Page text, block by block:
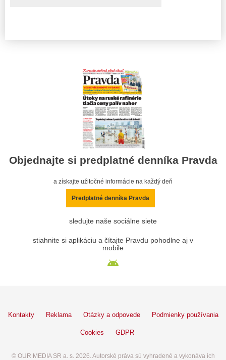
Objednajte si predplatné denníka Pravda
a získajte užitočné informácie na každý deň
Predplatné denníka Pravda
sledujte naše sociálne siete
stiahnite si aplikáciu a čítajte Pravdu pohodlne aj v
mobile
Kontakty Reklama Otázky a odpovede Podmienky používania
Cookies GDPR
© OUR MEDIA SR a. s. 2026. Autorské práva sú vyhradené a vykonáva ich